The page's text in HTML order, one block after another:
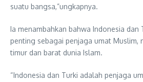
suatu bangsa,”ungkapnya.
Ia menambahkan bahwa Indonesia dan
penting sebagai penjaga umat Muslim,
timur dan barat dunia Islam.
“Indonesia dan Turki adalah penjaga